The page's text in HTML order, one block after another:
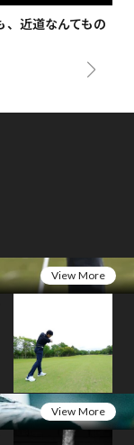
、近道なんてもの
View More
View More